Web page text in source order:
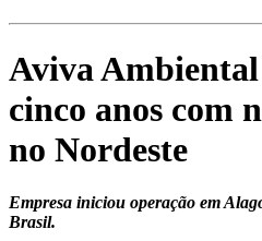
Aviva
cinco anos com
no Nordeste
Empresa iniciou operação em
Brasil.